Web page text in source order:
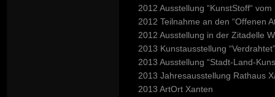
2012 Ausstellung “KunstStoff“
2012 Teilnahme an den “Offenen
2012 Ausstellung in der Zitadelle
2013 Kunstausstellung
2013 Ausstellung “Stadt-Land-
2013 Jahresausstellung Rathaus
2013 ArtOrt Xanten